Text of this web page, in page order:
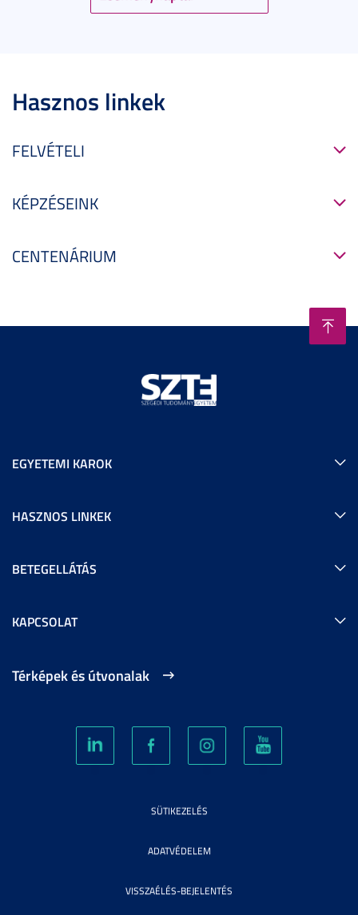
Hasznos linkek
FELVÉTELI
KÉPZÉSEINK
CENTENÁRIUM
EGYETEMI KAROK
HASZNOS LINKEK
BETEGELLÁTÁS
KAPCSOLAT
Térképek és útvonalak
SÜTIKEZELÉS
ADATVÉDELEM
VISSZAÉLÉS-BEJELENTÉS